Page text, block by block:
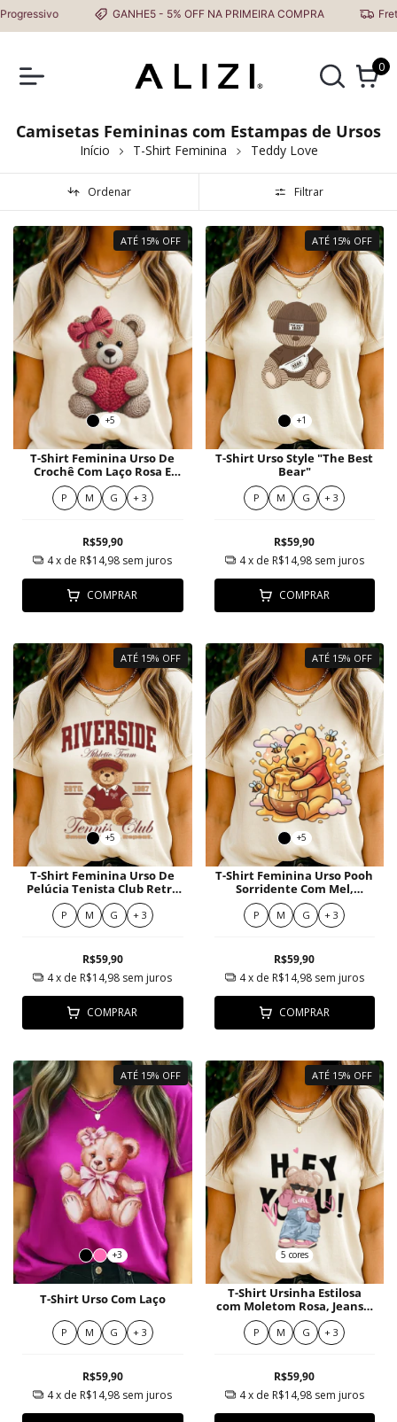
GANHE5 - 5% OFF NA PRIMEIRA COMPRA Frete
0
Camisetas Femininas com Estampas de Ursos
Início T-Shirt Feminina Teddy Love
Ordenar Filtrar
ATÉ 15% OFF
+5
T-Shirt Feminina Urso De
Crochê Com Laço Rosa E
Coração Vermelho
P M G + 3
R$59,90
4x de R$14,98 sem juros
COMPRAR
ATÉ 15% OFF
+1
T-Shirt Urso Style "The Best
Bear"
P M G + 3
R$59,90
4x de R$14,98 sem juros
COMPRAR
ATÉ 15% OFF
+5
T-Shirt Feminina Urso De
Pelúcia Tenista Club Retrô
Universitário
P M G + 3
R$59,90
4x de R$14,98 sem juros
COMPRAR
ATÉ 15% OFF
+5
T-Shirt Feminina Urso Pooh
Sorridente Com Mel,
Abelhas E Corações
Divertidos
P M G + 3
R$59,90
4x de R$14,98 sem juros
COMPRAR
ATÉ 15% OFF
+3
T-Shirt Urso Com Laço
P M G + 3
R$59,90
4x de R$14,98 sem juros
ATÉ 15% OFF
5 cores
T-Shirt Ursinha Estilosa
com Moletom Rosa, Jeans e
Óculos Fashion
P M G + 3
R$59,90
4x de R$14,98 sem juros